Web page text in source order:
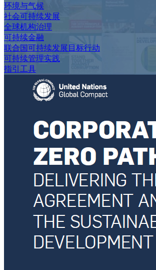
环境与气候
社会可持续发展
全球机构治理
可持续金融
联合国可持续发展目标行动
可持续管理实践
指引工具